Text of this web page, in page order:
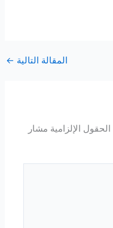
المقالة التالية ←
الحقول الإلزامية مشار